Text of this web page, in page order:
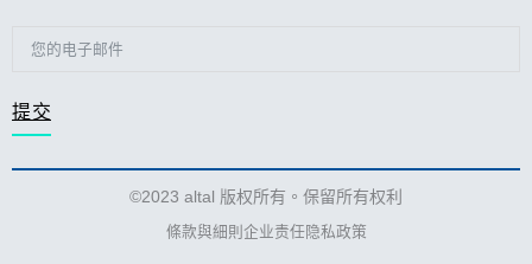
提交
©2023 altal 版权所有。保留所有权利
條款與細則 企业责任隐私政策